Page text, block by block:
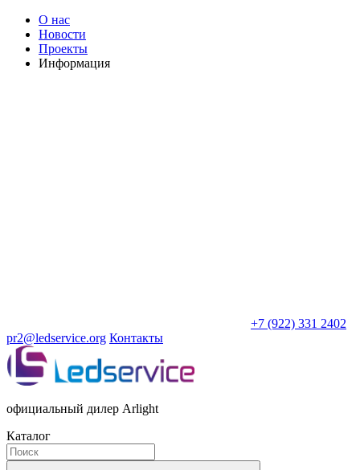
О нас
Новости
Проекты
Информация
+7 (922) 331 2402
pr2@ledservice.org Контакты
официальный дилер Arlight
Каталог